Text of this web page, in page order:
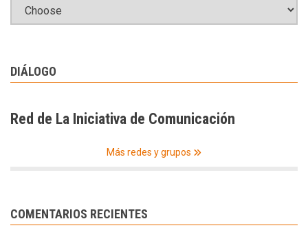
DIÁLOGO
Red de La Iniciativa de Comunicación
Más redes y grupos
COMENTARIOS RECIENTES